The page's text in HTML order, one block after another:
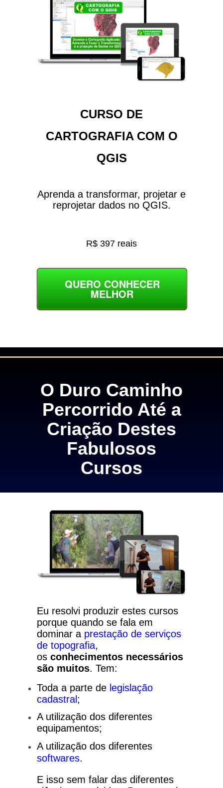
CURSO DE
CARTOGRAFIA COM O
QGIS
Aprenda a transformar, projetar e
reprojetar dados no QGIS.
R$ 397 reais
QUERO CONHECER
MELHOR
O Duro Caminho
Percorrido Até a
Criação Destes
Fabulosos
Cursos
Eu resolvi produzir estes cursos
porque quando se fala em
dominar a prestação de serviços
de topografia,
os conhecimentos necessários
são muitos. Tem:
Toda a parte de legislação
cadastral ;
A utilização dos diferentes
equipamentos;
A utilização dos diferentes
softwares.
E isso sem falar das diferentes